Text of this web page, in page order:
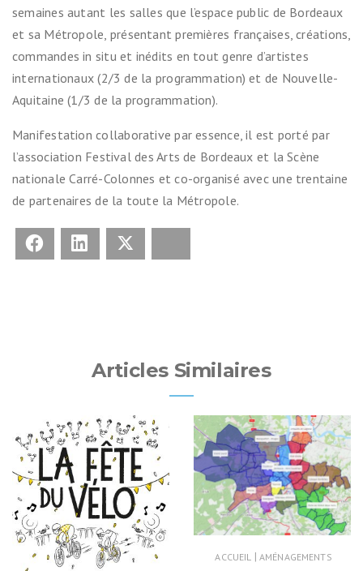
semaines autant les salles que l’espace public de Bordeaux
et sa Métropole, présentant premières françaises, créations,
commandes in situ et inédits en tout genre d’artistes
internationaux (2/3 de la programmation) et de Nouvelle-
Aquitaine (1/3 de la programmation).
Manifestation collaborative par essence, il est porté par
l’association Festival des Arts de Bordeaux et la Scène
nationale Carré-Colonnes et co-organisé avec une trentaine
de partenaires de la toute la Métropole.
Facebook LinkedIn
Articles Similaires
ACCUEIL | AMÉNAGEMENTS